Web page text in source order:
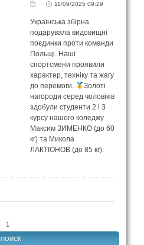
11/09/2025 09:29
Українська збірна
подарувала видовищні
поєдинки проти команди
Польщі. Наші
спортсмени проявили
характер, техніку та жагу
до перемоги.
Золоті
нагороди серед чоловіків
здобули студенти 2 і 3
курсу нашого коледжу
Максим ЗИМЕНКО (до 60
кг) та Микола
ЛАКТІОНОВ (до 85 кг).
1
ПОИСК